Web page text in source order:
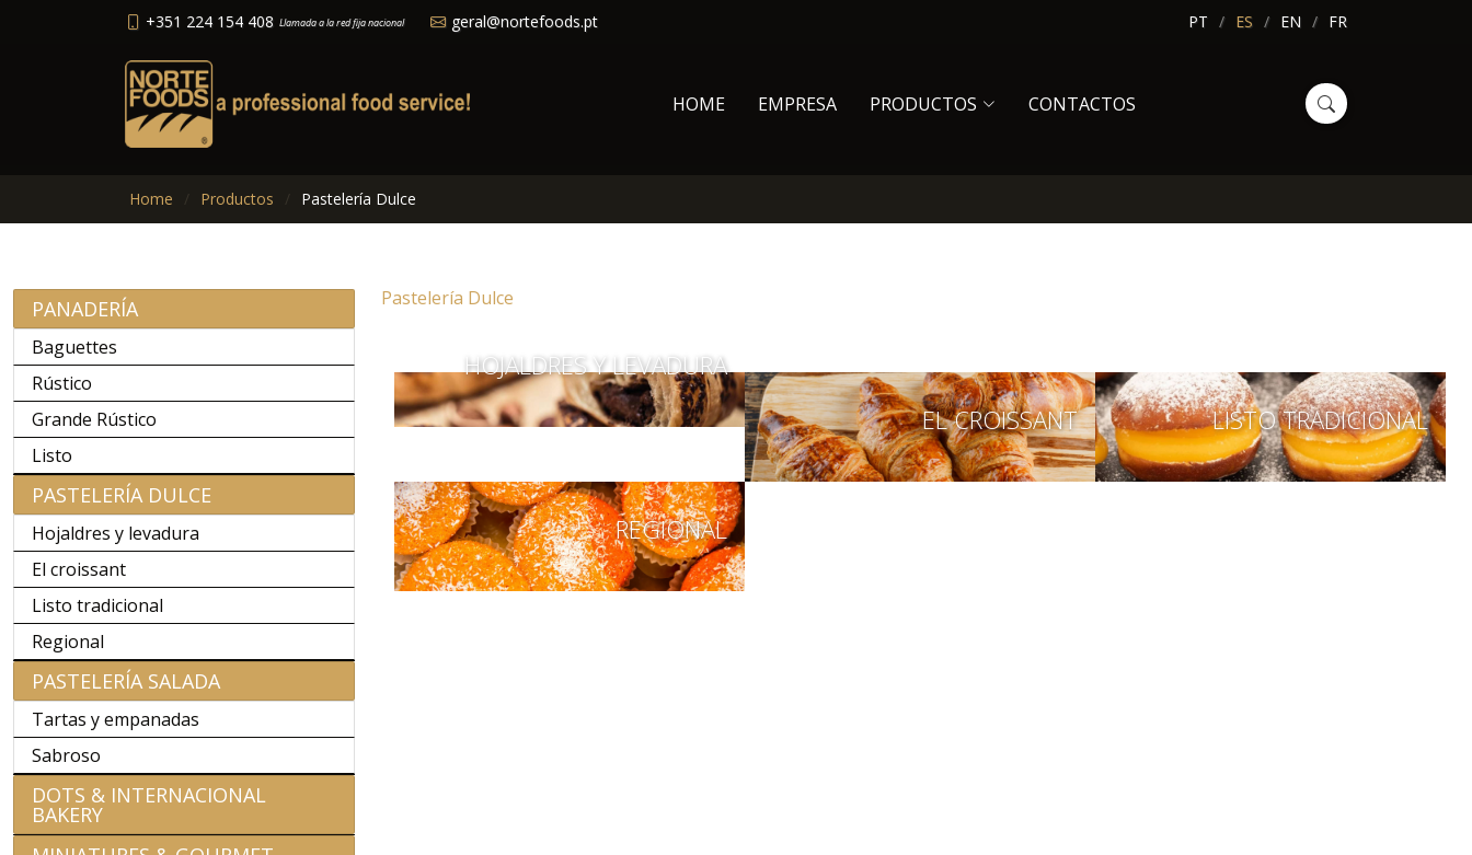
+351 224 154 408 Llamada a la red fija nacional geral@nortefoods.pt PT ES EN FR
HOME EMPRESA PRODUCTOS CONTACTOS
Home Productos Pastelería Dulce
PANADERÍA
Baguettes
Rústico
Grande Rústico
Listo
PASTELERÍA DULCE
Hojaldres y levadura
El croissant
Listo tradicional
Regional
PASTELERÍA SALADA
Tartas y empanadas
Sabroso
DOTS & INTERNACIONAL
BAKERY
Pastelería Dulce
HOJALDRES Y LEVADURA
EL CROISSANT
LISTO TRADICIONAL
REGIONAL